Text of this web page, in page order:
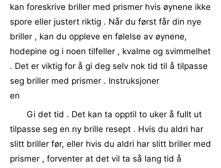
kan foreskrive briller med prismer hvis øynene ikke
spore eller justert riktig . Når du først får din nye
briller , kan du oppleve en følelse av øynene,
hodepine og i noen tilfeller , kvalme og svimmelhet
. Det er viktig for å gi deg selv nok tid til å tilpasse
seg briller med prismer . Instruksjoner
en
Gi det tid . Det kan ta opptil to uker å fullt ut
tilpasse seg en ny brille resept . Hvis du aldri har
slitt briller før, eller hvis du aldri har slitt briller med
prismer , forventer at det vil ta så lang tid å